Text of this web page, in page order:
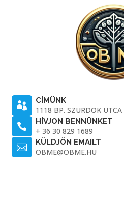
 CÍMÜNK
1118 BP. SZURDOK
 HÍVJON BENNÜNKET
+ 36 30 829 1689
 KÜLDJÖN EMAILT
OBME@OBME.HU